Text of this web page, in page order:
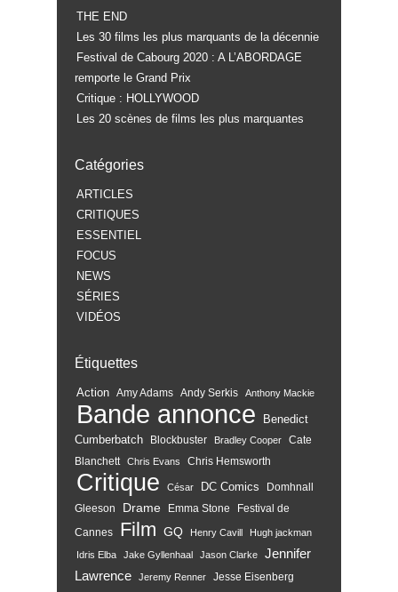
THE END
Les 30 films les plus marquants de la décennie
Festival de Cabourg 2020 : A L’ABORDAGE
remporte le Grand Prix
Critique : HOLLYWOOD
Les 20 scènes de films les plus marquantes
Catégories
ARTICLES
CRITIQUES
ESSENTIEL
FOCUS
NEWS
SÉRIES
VIDÉOS
Étiquettes
Action Amy Adams Andy Serkis Anthony Mackie
Bande annonce
Benedict
Cumberbatch
Blockbuster Bradley Cooper
Cate
Blanchett
Chris Evans Chris Hemsworth
Critique César DC Comics
Domhnall
Gleeson
Drame Emma Stone
Festival de
Cannes
Film GQ Henry Cavill Hugh jackman
Idris Elba Jake Gyllenhaal Jason Clarke
Jennifer
Lawrence
Jeremy Renner Jesse Eisenberg